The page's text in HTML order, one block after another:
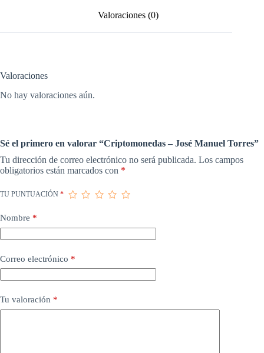
Valoraciones (0)
Valoraciones
No hay valoraciones aún.
Sé el primero en valorar “Criptomonedas – José Manuel Torres”
Tu dirección de correo electrónico no será publicada. Los campos
obligatorios están marcados con *
TU PUNTUACIÓN *
Nombre *
Correo electrónico *
Tu valoración *